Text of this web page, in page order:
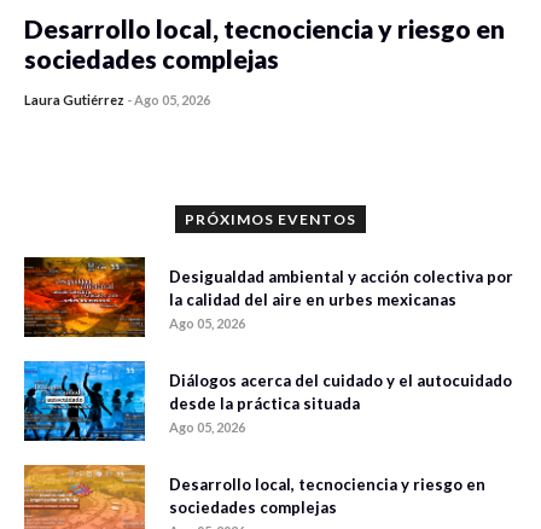
Desarrollo local, tecnociencia y riesgo en
sociedades complejas
Laura Gutiérrez -Ago 05, 2026
PRÓXIMOS EVENTOS
Desigualdad ambiental y acción colectiva por
la calidad del aire en urbes mexicanas
Ago 05, 2026
Diálogos acerca del cuidado y el autocuidado
desde la práctica situada
Ago 05, 2026
Desarrollo local, tecnociencia y riesgo en
sociedades complejas